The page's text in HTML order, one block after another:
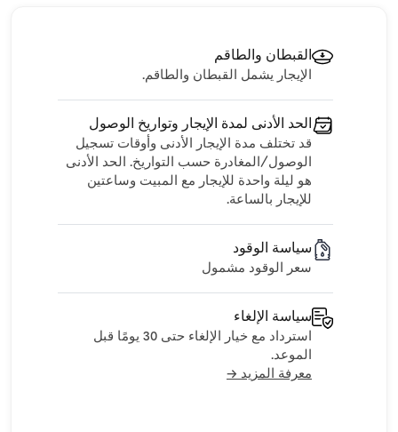
القبطان والطاقم
الإيجار يشمل القبطان والطاقم.
الحد الأدنى لمدة الإيجار وتواريخ الوصول
قد تختلف مدة الإيجار الأدنى وأوقات تسجيل
الوصول/المغادرة حسب التواريخ. الحد الأدنى
هو ليلة واحدة للإيجار مع المبيت وساعتين
للإيجار بالساعة.
سياسة الوقود
سعر الوقود مشمول
سياسة الإلغاء
استرداد مع خيار الإلغاء حتى 30 يومًا قبل
الموعد.
معرفة المزيد →